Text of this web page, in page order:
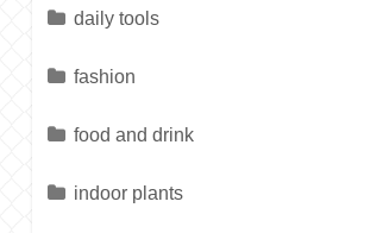
daily tools
fashion
food and drink
indoor plants